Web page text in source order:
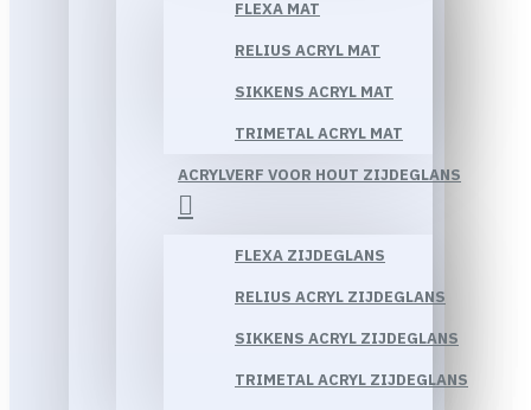
FLEXA MAT
RELIUS ACRYL MAT
SIKKENS ACRYL MAT
TRIMETAL ACRYL MAT
ACRYLVERF VOOR HOUT ZIJDEGLANS
FLEXA ZIJDEGLANS
RELIUS ACRYL ZIJDEGLANS
SIKKENS ACRYL ZIJDEGLANS
TRIMETAL ACRYL ZIJDEGLANS